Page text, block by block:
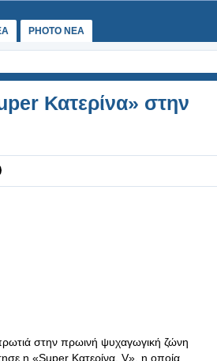
PHOTO NEA
Κατερίνα» στην
στην πρωινή ψυχαγωγική ζώνη
η «Super Κατερίνα. V», η οποία